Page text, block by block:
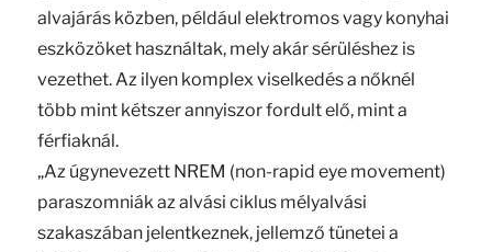
alvajárás közben, például elektromos vagy konyhai
eszközöket használtak, mely akár sérüléshez is
vezethet. Az ilyen komplex viselkedés a nőknél
több mint kétszer annyiszor fordult elő, mint a
férfiaknál.
„Az úgynevezett NREM (non-rapid eye movement)
paraszomniák az alvási ciklus mélyalvási
szakaszában jelentkeznek, jellemző tünetei a